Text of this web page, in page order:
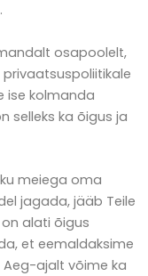
osapoolelt,
ise kolmanda
selleks ka õigus ja
meiega oma
jagada, jääb Teile
alati õigus
et eemaldaksime
ajalt võime ka